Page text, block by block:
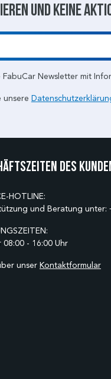
und keine
FabuCar Newsletter mit
unsere
des
HOTLINE:
und Beratung unter:
08:00 - 16:00 Uhr
unser Kontaktformular